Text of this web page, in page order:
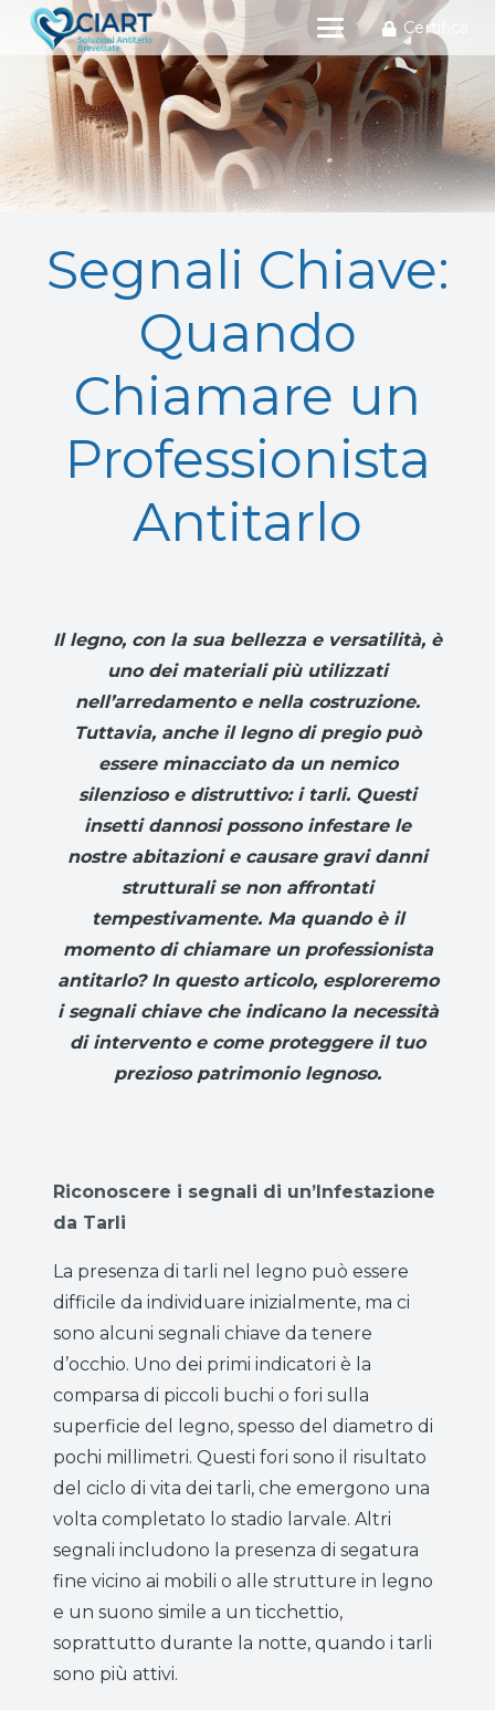
Certifica
Segnali Chiave:
Quando
Chiamare un
Professionista
Antitarlo
Il legno, con la sua bellezza e versatilità, è
uno dei materiali più utilizzati
nell’arredamento e nella costruzione.
Tuttavia, anche il legno di pregio può
essere minacciato da un nemico
silenzioso e distruttivo: i tarli. Questi
insetti dannosi possono infestare le
nostre abitazioni e causare gravi danni
strutturali se non affrontati
tempestivamente. Ma quando è il
momento di chiamare un professionista
antitarlo? In questo articolo, esploreremo
i segnali chiave che indicano la necessità
di intervento e come proteggere il tuo
prezioso patrimonio legnoso.
Riconoscere i segnali di un’Infestazione
da Tarli
La presenza di tarli nel legno può essere
difficile da individuare inizialmente, ma ci
sono alcuni segnali chiave da tenere
d’occhio. Uno dei primi indicatori è la
comparsa di piccoli buchi o fori sulla
superficie del legno, spesso del diametro di
pochi millimetri. Questi fori sono il risultato
del ciclo di vita dei tarli, che emergono una
volta completato lo stadio larvale. Altri
segnali includono la presenza di segatura
fine vicino ai mobili o alle strutture in legno
e un suono simile a un ticchettio,
soprattutto durante la notte, quando i tarli
sono più attivi.